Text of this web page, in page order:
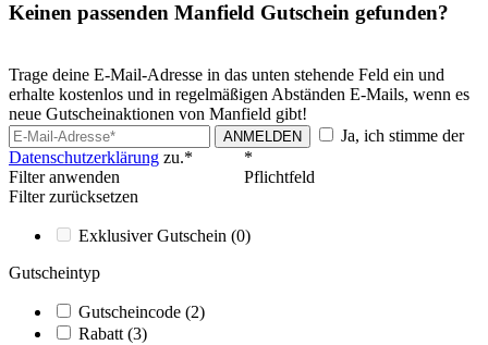
Keinen passenden Manfield Gutschein gefunden?
Trage deine E-Mail-Adresse in das unten stehende Feld ein und
erhalte kostenlos und in regelmäßigen Abständen E-Mails, wenn es
neue Gutscheinaktionen von Manfield gibt!
ANMELDEN
Ja, ich stimme der
Datenschutzerklärung zu.*
*
Pflichtfeld
Filter anwenden
Filter zurücksetzen
Exklusiver Gutschein (0)
Gutscheintyp
Gutscheincode (2)
Rabatt (3)